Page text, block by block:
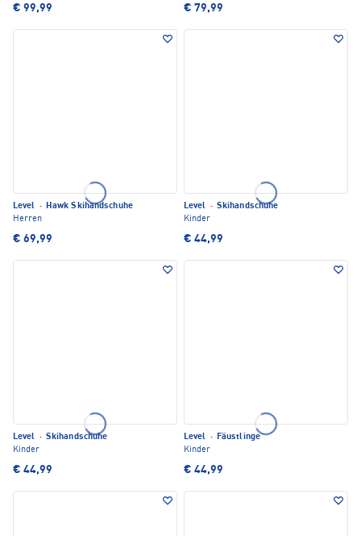
€ 99,99 € 79,99
Level · Hawk Skihandschuhe
Herren
€ 69,99
Level · Skihandschuhe
Kinder
€ 44,99
Level · Skihandschuhe
Kinder
€ 44,99
Level · Fäustlinge
Kinder
€ 44,99